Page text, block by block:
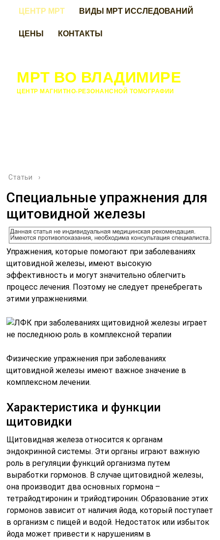
ЦЕНТР МРТ
ВИДЫ МРТ ИССЛЕДОВАНИЙ
ЦЕНЫ
КОНТАКТЫ
МРТ ВО ВЛАДИМИРЕ
ЦЕНТР МАГНИТНО-РЕЗОНАНСНОЙ ТОМОГРАФИИ
Статьи ›
Специальные упражнения для
щитовидной железы
Упражнения, которые помогают при заболеваниях
щитовидной железы, имеют высокую
эффективность и могут значительно облегчить
процесс лечения. Поэтому не следует пренебрегать
этими упражнениями.
Физические упражнения при заболеваниях
щитовидной железы имеют важное значение в
комплексном лечении.
Характеристика и функции
щитовидки
Щитовидная железа относится к органам
эндокринной системы. Эти органы играют важную
роль в регуляции функций организма путем
выработки гормонов. В случае щитовидной железы,
она производит два основных гормона –
тетрайодтиронин и трийодтиронин. Образование этих
гормонов зависит от наличия йода, который поступает
в организм с пищей и водой. Недостаток или избыток
йода может привести к нарушениям в